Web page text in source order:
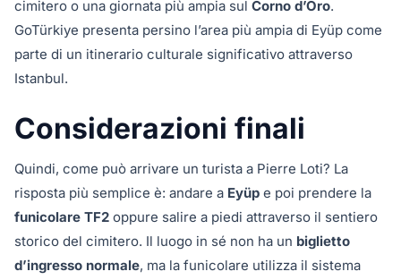
cimitero o una giornata più ampia sul Corno d’Oro.
GoTürkiye presenta persino l’area più ampia di Eyüp come
parte di un itinerario culturale significativo attraverso
Istanbul.
Considerazioni finali
Quindi, come può arrivare un turista a Pierre Loti? La
risposta più semplice è: andare a Eyüp e poi prendere la
funicolare TF2 oppure salire a piedi attraverso il sentiero
storico del cimitero. Il luogo in sé non ha un biglietto
d’ingresso normale, ma la funicolare utilizza il sistema